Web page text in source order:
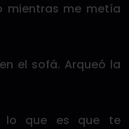
mientras me metía
el sofá. Arqueó la
lo que es que te